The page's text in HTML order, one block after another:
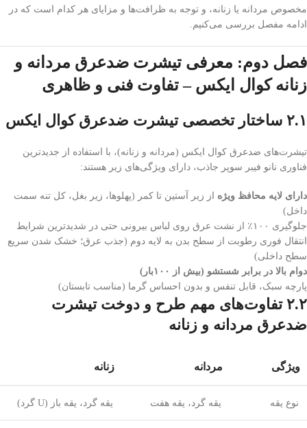
مخصوص مردانه یا زنانه، و توجه به ظرافت‌ها و مزایای هر کدام است که در
ادامه مفصل بررسی می‌کنیم.
فصل دوم: معرفی تیشرت ضدعرق مردانه و
زنانه کوال ایکس – تفاوت فنی و ظاهری
۲.۱ ساختار تخصصی تیشرت ضدعرق کوال ایکس
تیشرت‌های ضدعرق کوال ایکس (مردانه و زنانه)، با استفاده از جدیدترین
فناوری نانو فیبر سوپر جاذب، دارای ویژگی‌های زیر هستند:
دارای لایه محافظ ویژه از زیر آستین تا کمر (پهلوها، زیر بغل، کل تنه سمت
داخل)
جلوگیری ۱۰۰٪ از نشت عرق روی لباس بیرونی حتی در شدیدترین شرایط
انتقال فوری رطوبت از سطح بدن به لایه دوم (جذب عرق؛ خشک شدن سریع
سطح داخلی)
دوام بالا در برابر شستشو (بیش از ۱۰۰بار)
پارچه سبک، قابل تنفس و بدون احساس گرما (مناسب تابستان)
۲.۲ تفاوت‌های مهم طرح و دوخت تیشرت
ضدعرق مردانه و زنانه
ویژگی مردانه زنانه
نوع یقه یقه گرد، یقه هفت یقه گرد، یقه باز (U گرد)